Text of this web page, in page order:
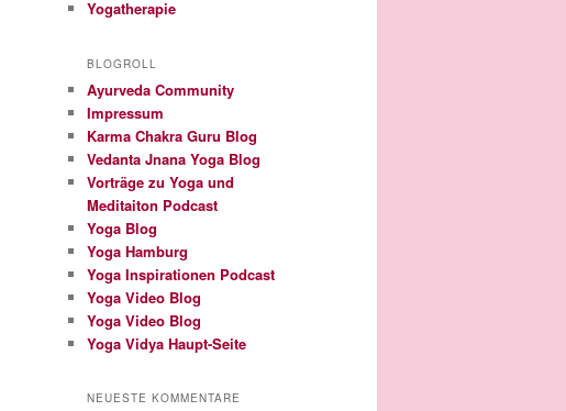
Yogatherapie
BLOGROLL
Ayurveda Community
Impressum
Karma Chakra Guru Blog
Vedanta Jnana Yoga Blog
Vorträge zu Yoga und
Meditaiton Podcast
Yoga Blog
Yoga Hamburg
Yoga Inspirationen Podcast
Yoga Video Blog
Yoga Video Blog
Yoga Vidya Haupt-Seite
NEUESTE KOMMENTARE